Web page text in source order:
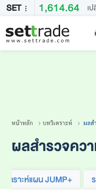
SET 1,614.64 เ
หน้าหลัก บทวิเคราะห์ ผลส
ผลสำรวจคว
เคราะห์แผน JUMP+